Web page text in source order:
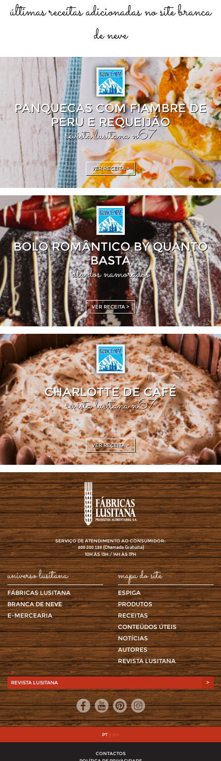
últimas receitas adicionadas no site branca
de neve
PANQUECAS COM FIAMBRE DE
PERU E REQUEIJÃO
revista lusitana n67
VER RECEITA >
BOLO ROMÂNTICO BY QUANTO
BASTA
dia dos namorados
VER RECEITA >
CHARLOTTE DE CAFÉ
revista lusitana n67
VER RECEITA >
SERVIÇO DE ATENDIMENTO AO CONSUMIDOR:
800 200 189(Chamada Gratuita)
10H ÀS 13H / 14H ÀS 17H
universo lusitana
FÁBRICAS LUSITANA
BRANCA DE NEVE
E-MERCEARIA
mapa do site
ESPIGA
PRODUTOS
RECEITAS
CONTEÚDOS ÚTEIS
NOTÍCIAS
AUTORES
REVISTA LUSITANA
REVISTA LUSITANA >
PT | EN
CONTACTOS